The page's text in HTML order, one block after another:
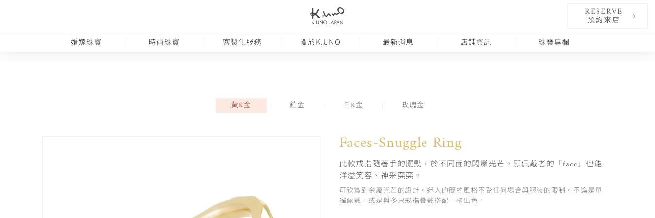
RESERVE
預約來店
婚嫁珠寶 時尚珠寶 客製化服務 關於K.UNO 最新消息 店鋪資訊 珠寶專欄
黃K金 鉑金 白K金 玫瑰金
Faces-Snuggle Ring
此款戒指隨著手的擺動，於不同面的閃爍光芒。願佩戴者的「face」也能
洋溢笑容、神采奕奕。
可欣賞到金屬光芒的設計。迷人的簡約風格不受任何場合與服裝的限制。不論是單
獨佩戴，或是與多只戒指疊戴搭配一樣出色。